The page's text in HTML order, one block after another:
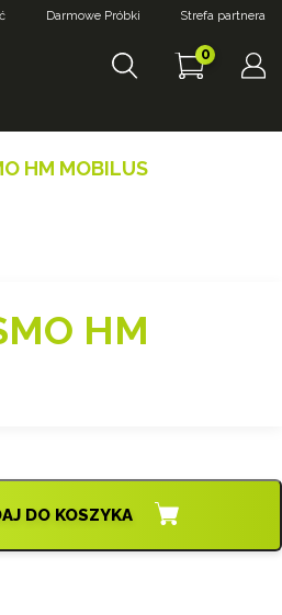
Darmowe Próbki Strefa partnera
0
HM MOBILUS
HM
DO KOSZYKA